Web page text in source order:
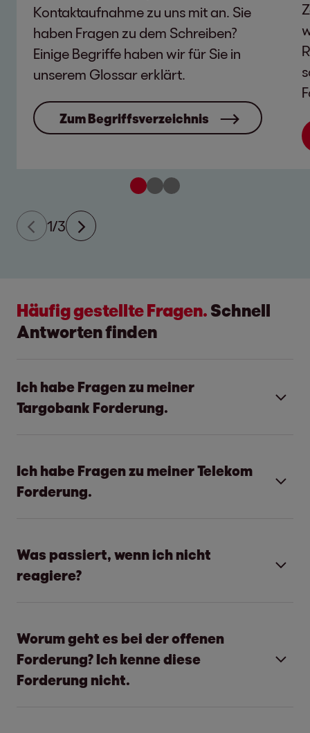
Kontaktaufnahme zu uns mit an. Sie
haben Fragen zu dem Schreiben?
Einige Begriffe haben wir für Sie in
unserem Glossar erklärt.
Zum Begriffsverzeichnis
0 1 2
1/3
Häufig gestellte Fragen. Schnell
Antworten finden
Ich habe Fragen zu meiner
Targobank Forderung.
Alle wichtigen Informationen und Antworten
auf Ihre Fragen finden Sie hier.
Targobank FAQs
Ich habe Fragen zu meiner Telekom
Forderung.
Alle wichtigen Informationen und Antworten
auf Ihre Fragen finden Sie hier.
Telekom FAQs
Was passiert, wenn ich nicht
reagiere?
Vielleicht macht Ihnen unsere Post Sorgen
und Sie möchten einfach die Augen davor
verschließen. Vielleicht hoffen Sie, der Fall
Worum geht es bei der offenen
Forderung? Ich kenne diese
Forderung nicht.